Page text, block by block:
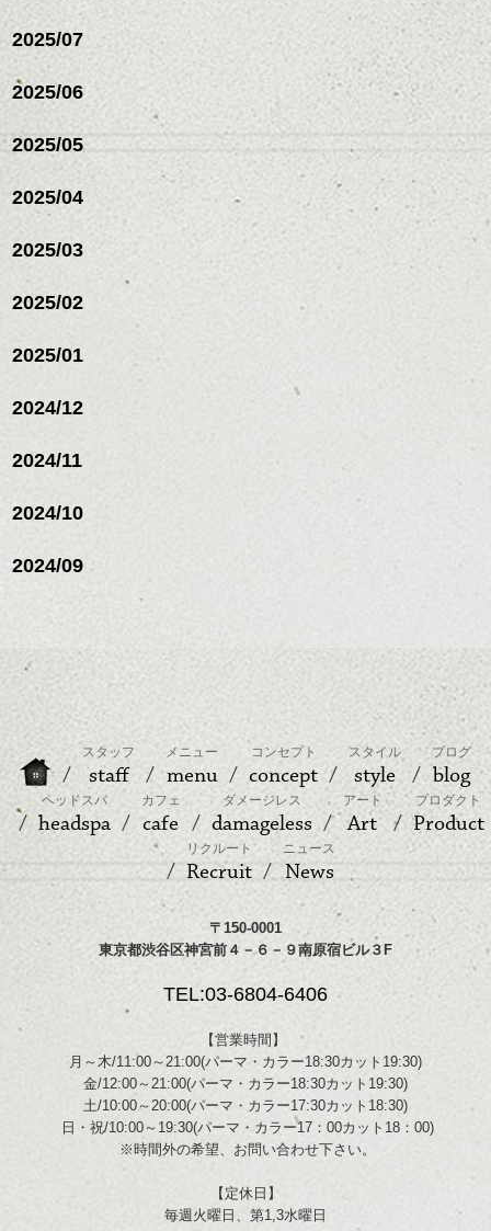
ハンサムショート／ヘッド
スパ／伸びても目立たない
ヘアカラー/ハイライト/ダブ
ルカラー/髪質改善/TOKIOト
リートメント/ブリーチ/イン
ナーカラー/イルミナカラー/
ミニボブ/抜け感ショート/バ
レイヤージュ/縮毛矯正
ハンサムショート／ヘッド
スパ／伸びても目立たない
ヘアカラー/ハイライト/ダブ
ルカラー/髪質改善/TOKIOト
リートメント/ブリーチ/イン
ミニボブ/抜け感ショート/バ
2025/07
2025/06
2025/05
2025/04
2025/03
2025/02
2025/01
2024/12
2024/11
2024/10
2024/09
スタッフ
staff
メニュー
menu
コンセプト
concept
スタイル
style
ブログ
blog
ヘッドスパ
headspa
カフェ
cafe
ダメージレス
damageless
アート
Art
プロダクト
Product
リクルート
Recruit
ニュース
News
〒150-0001
東京都渋谷区神宮前４－６－９南原宿ビル３F
TEL:03-6804-6406
【営業時間】
月～木/11:00～21:00(パーマ・カラー18:30カット19:30)
金/12:00～21:00(パーマ・カラー18:30カット19:30)
土/10:00～20:00(パーマ・カラー17:30カット18:30)
日・祝/10:00～19:30(パーマ・カラー17：00カット18：00)
※時間外の希望、お問い合わせ下さい。
【定休日】
毎週火曜日、第1,3水曜日